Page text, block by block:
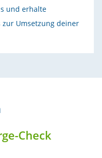
und erhalte
Umsetzung deiner
Check